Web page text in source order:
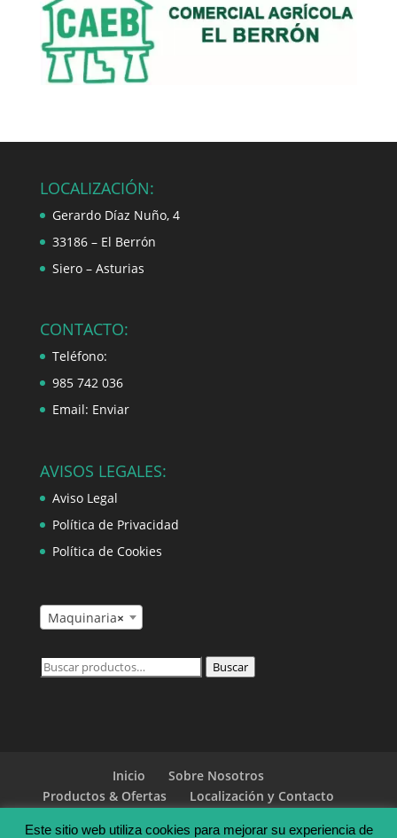
LOCALIZACIÓN:
Gerardo Díaz Nuño, 4
33186 – El Berrón
Siero – Asturias
CONTACTO:
Teléfono:
985 742 036
Email: Enviar
AVISOS LEGALES:
Aviso Legal
Política de Privacidad
Política de Cookies
×
Maquinaria
Buscar
Buscar
Inicio
Sobre Nosotros
Productos & Ofertas
Localización y Contacto
Este sitio web utiliza cookies para mejorar su experiencia de